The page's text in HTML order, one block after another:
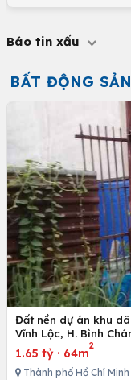
Báo tin xấu
BẤT ĐỘNG
Đất nền dự án khu
Vĩnh Lộc, H. Bình
1.65 tỷ · 64m
2
Thành phố Hồ Chí Minh